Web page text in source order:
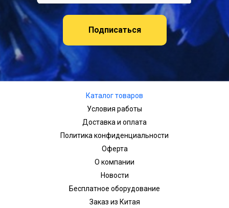
Подписаться
Каталог товаров
Условия работы
Доставка и оплата
Политика конфиденциальности
Оферта
О компании
Новости
Бесплатное оборудование
Заказ из Китая